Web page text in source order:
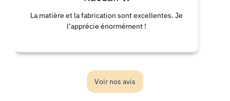
La matière et la fabrication sont excellentes. Je
l’apprécie énormément !
Voir nos avis